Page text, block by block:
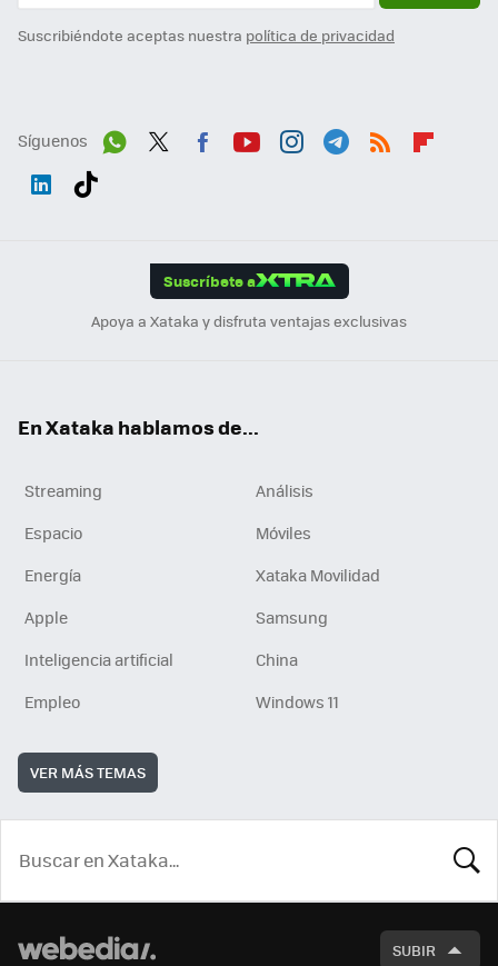
Suscribiéndote aceptas nuestra política de privacidad
Síguenos
Suscríbete a
Apoya a Xataka y disfruta ventajas exclusivas
En Xataka hablamos de...
Streaming
Análisis
Espacio
Móviles
Energía
Xataka Movilidad
Apple
Samsung
Inteligencia artificial
China
Empleo
Windows 11
VER MÁS TEMAS
SUBIR